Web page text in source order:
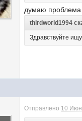
думаю проблема
thirdworld1994
Здравствуйте
Отправлено 10